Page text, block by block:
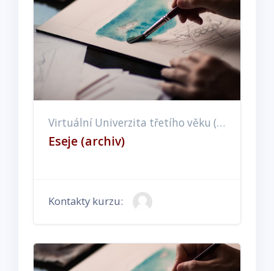
Virtuální Univerzita třetího věku (EX, ET, EE)
Eseje (archiv)
Kontakty kurzu: